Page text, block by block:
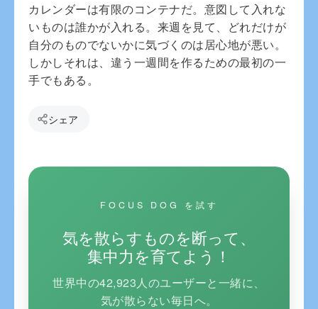
カレンダーは有限のコンテナだ。意図して入れな
いものは誰かが入れる。来週を見て、どれだけが
自分のものでないかに気づくのは居心地が悪い。
しかしそれは、違う一週間を作るための最初の一
手でもある。
シェア
FOCUS DOG を試す
気を散らすものを断って、
集中力を育てよう！
世界中の42,923人のユーザーと一緒に、
気が散らない毎日へ。